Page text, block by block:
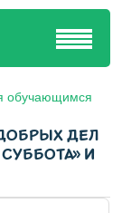
обучающимся
ДЕЛ
И